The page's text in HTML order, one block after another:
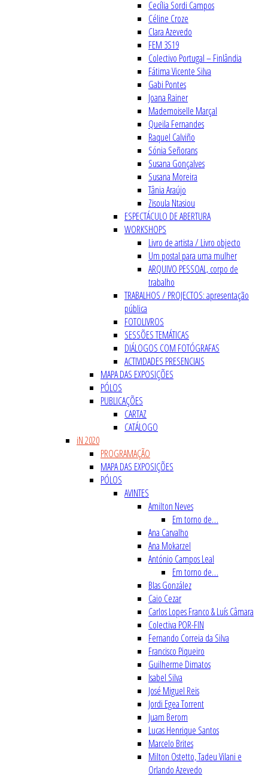
Cecília Sordi Campos
Céline Croze
Clara Azevedo
FEM 3S19
Colectivo Portugal – Finlândia
Fátima Vicente Silva
Gabi Pontes
Joana Rainer
Mademoiselle Marçal
Queila Fernandes
Raquel Calviño
Sónia Señorans
Susana Gonçalves
Susana Moreira
Tânia Araújo
Zisoula Ntasiou
ESPECTÁCULO DE ABERTURA
WORKSHOPS
Livro de artista / Livro objecto
Um postal para uma mulher
ARQUIVO PESSOAL, corpo de
trabalho
TRABALHOS / PROJECTOS: apresentação
pública
FOTOLIVROS
SESSÕES TEMÁTICAS
DIÁLOGOS COM FOTÓGRAFAS
ACTIVIDADES PRESENCIAIS
MAPA DAS EXPOSIÇÕES
PÓLOS
PUBLICAÇÕES
CARTAZ
CATÁLOGO
iN 2020
PROGRAMAÇÃO
MAPA DAS EXPOSIÇÕES
PÓLOS
AVINTES
Amilton Neves
Em torno de…
Ana Carvalho
Ana Mokarzel
António Campos Leal
Em torno de…
Blas González
Caio Cezar
Carlos Lopes Franco & Luís Câmara
Colectiva POR-FIN
Fernando Correia da Silva
Francisco Piqueiro
Guilherme Dimatos
Isabel Silva
José Miguel Reis
Jordi Egea Torrent
Juam Berom
Lucas Henrique Santos
Marcelo Brites
Milton Ostetto, Tadeu Vilani e
Orlando Azevedo